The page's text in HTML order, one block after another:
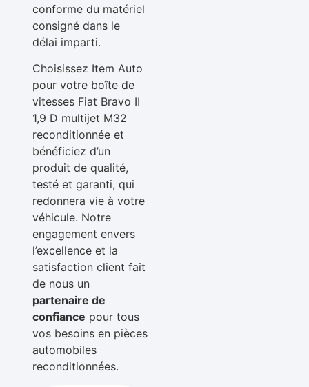
conforme du matériel
consigné dans le
délai imparti.
Choisissez Item Auto
pour votre boîte de
vitesses Fiat Bravo II
1,9 D multijet M32
reconditionnée et
bénéficiez d’un
produit de qualité,
testé et garanti, qui
redonnera vie à votre
véhicule. Notre
engagement envers
l’excellence et la
satisfaction client fait
de nous un
partenaire de
confiance pour tous
vos besoins en pièces
automobiles
reconditionnées.